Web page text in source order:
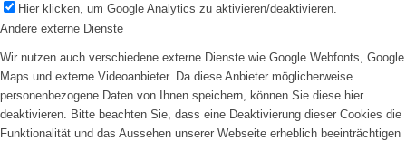
Hier klicken, um Google Analytics zu aktivieren/deaktivieren.
Andere externe Dienste
Wir nutzen auch verschiedene externe Dienste wie Google Webfonts, Google
Maps und externe Videoanbieter. Da diese Anbieter möglicherweise
personenbezogene Daten von Ihnen speichern, können Sie diese hier
deaktivieren. Bitte beachten Sie, dass eine Deaktivierung dieser Cookies die
Funktionalität und das Aussehen unserer Webseite erheblich beeinträchtigen